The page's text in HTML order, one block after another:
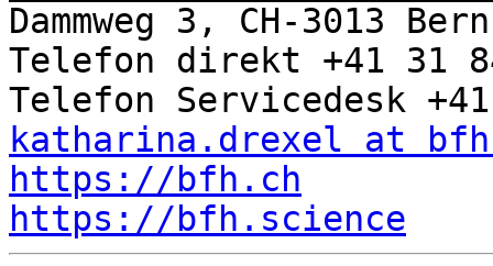
Dammweg 3, CH-3013 Bern
Telefon direkt +41 31
katharina.drexel at
https://bfh.ch
https://bfh.science